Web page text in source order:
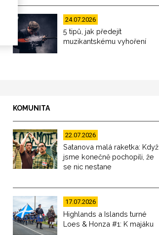
24.07.2026
5 tipů, jak předejít
muzikantskému vyhoření
KOMUNITA
22.07.2026
Satanova malá raketka: Když
jsme konečně pochopili, že
se nic nestane
17.07.2026
Highlands a Islands turné
Loes & Honza #1: K majáku